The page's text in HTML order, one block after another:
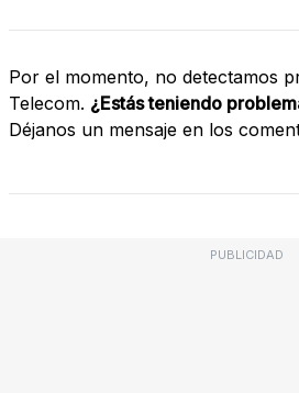
Por el momento, no detectamos
Telecom. ¿Estás teniendo
Déjanos un mensaje en los
PUBLICIDAD